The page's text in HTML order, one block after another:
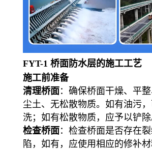
FYT-1 桥面防水层的施工工艺
施工前准备
清理桥面：确保桥面干燥、平
尘土、无松散物质。如有油污
洗；如有松散物质，应予以铲除
检查桥面：检查桥面是否存在
陷，如有，应使用相应的修补材